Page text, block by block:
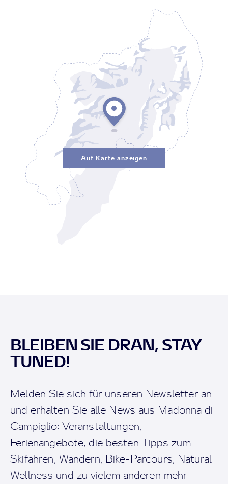
Auf Karte anzeigen
BLEIBEN SIE DRAN, STAY
TUNED!
Melden Sie sich für unseren Newsletter an
und erhalten Sie alle News aus Madonna di
Campiglio: Veranstaltungen,
Ferienangebote, die besten Tipps zum
Skifahren, Wandern, Bike-Parcours, Natural
Wellness und zu vielem anderen mehr –